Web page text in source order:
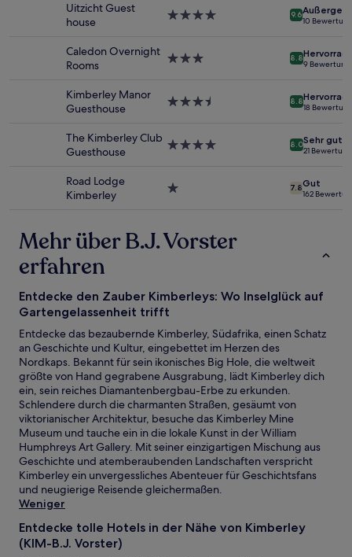
Verfügbarkeiten
Uitzicht Guest
house
4.0-
9.6
10
Caledon Overnight
Rooms
3.0-
8.8
9
Kimberley Manor
Guesthouse
3.5-
8.8
18
The Kimberley Club
Guesthouse
4.0-
8.0Sehr gut
21
Road Lodge
Kimberley
1.0-
7.8Gut
162
Mehr über B.J. Vorster
erfahren
Entdecke den Zauber Kimberleys: Wo Inselglück auf
Gartengelassenheit trifft
Entdecke das bezaubernde Kimberley, Südafrika, einen Schatz
an Geschichte und Kultur, eingebettet im Herzen des
Nordkaps. Bekannt für sein ikonisches Big Hole, die weltweit
größte von Hand gegrabene Ausgrabung, lädt Kimberley dich
ein, sein reiches Diamantenbergbau-Erbe zu erkunden.
Schlendere durch die charmanten Straßen, gesäumt von
viktorianischer Architektur, besuche das Kimberley Mine
Museum und tauche ein in die lokale Kunst in der William
Humphreys Art Gallery. Mit seiner einzigartigen Mischung aus
Geschichte und atemberaubenden Landschaften verspricht
Kimberley ein unvergessliches Abenteuer für Geschichtsfans
und neugierige Reisende gleichermaßen.
Weniger
Entdecke tolle Hotels in der Nähe von Kimberley
(KIM-B.J. Vorster)